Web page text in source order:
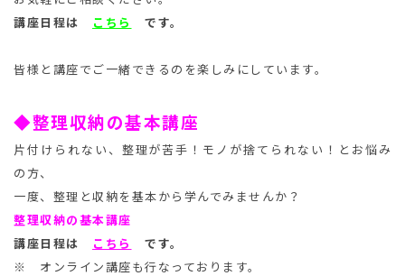
講座日程は
こちら です。
皆様と講座でご一緒できるのを楽しみにしています。
◆整理収納の基本講座
片付けられない、整理が苦手！モノが捨てられない！とお悩み
の方、
一度、整理と収納を基本から学んでみませんか？
整理収納の基本講座
講座日程は
こちら
です。
※ オンライン講座も行なっております。